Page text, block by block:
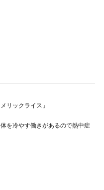
リックライス」
を冷やす働きがあるので熱中症